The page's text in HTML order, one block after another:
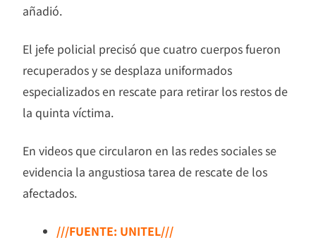
añadió.
El jefe policial precisó que cuatro cuerpos fueron
recuperados y se desplaza uniformados
especializados en rescate para retirar los restos de
la quinta víctima.
En videos que circularon en las redes sociales se
evidencia la angustiosa tarea de rescate de los
afectados.
///FUENTE: UNITEL///